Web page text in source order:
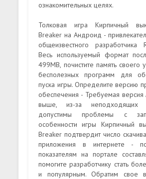
ознакомительных целях.
Толковая игра Кирпичный
Breaker на Андроид -
общеизвестного разработчика
Весь используемый формат
499MB, почистите память своего
бесполезных программ для
пуска игры. Определите версию
обеспечения - Требуемая
выше, из-за неподходящих
допустимы проблемы с
особенности игры Кирпичный
Breaker подтвердит число
приложения в интернете -
показателям на портале
помогите разработчику стать
и популярным. Обратим свое